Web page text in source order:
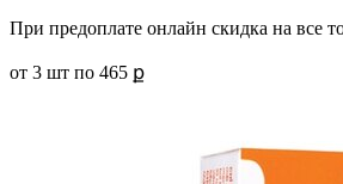
При предоплате онлайн скидка на все
от 3 шт по 465 ք